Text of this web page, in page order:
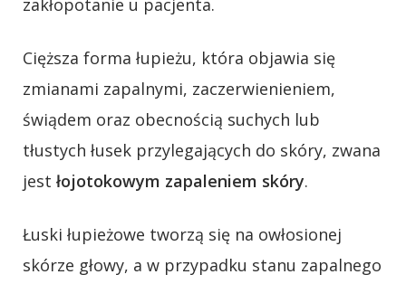
zakłopotanie u pacjenta.
Cięższa forma łupieżu, która objawia się
zmianami zapalnymi, zaczerwienieniem,
świądem oraz obecnością suchych lub
tłustych łusek przylegających do skóry, zwana
jest łojotokowym zapaleniem skóry.
Łuski łupieżowe tworzą się na owłosionej
skórze głowy, a w przypadku stanu zapalnego